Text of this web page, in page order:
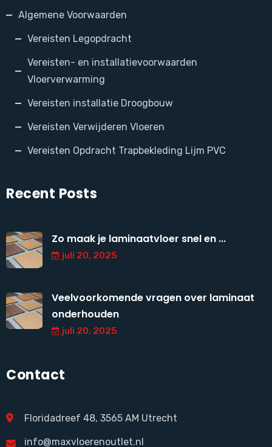
Algemene Voorwaarden
Vereisten Legopdracht
Vereisten- en installatievoorwaarden
Vloerverwarming
Vereisten installatie Droogbouw
Vereisten Verwijderen Vloeren
Vereisten Opdracht Trapbekleding Lijm PVC
Recent Posts
Zo maak je laminaatvloer snel en ...
juli 20, 2025
Veelvoorkomende vragen over laminaat
onderhouden
juli 20, 2025
Contact
Floridadreef 48, 3565 AM Utrecht
info@maxvloerenoutlet.nl